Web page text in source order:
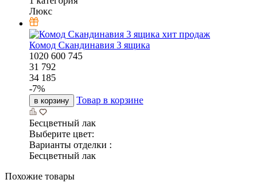
Люкс
хит продаж
Комод Скандинавия 3 ящика
1020 600 745
31 792
34 185
-7%
в корзину Товар в корзине
Бесцветный лак
Выберите цвет:
Варианты отделки :
Бесцветный лак
Похожие товары